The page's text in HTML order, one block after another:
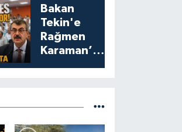
savaşını
kaybetti
Bakan
Tekin'e
Rağmen
Karaman’da
Müdür Dur